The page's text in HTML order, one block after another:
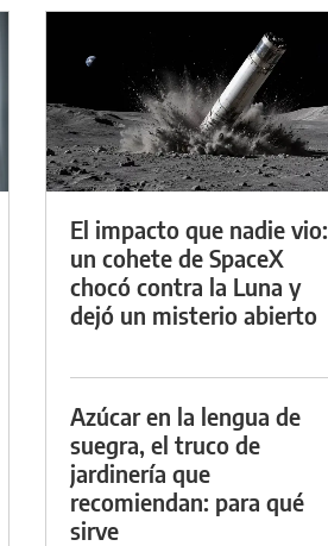
El impacto que nadie vio:
un cohete de SpaceX
chocó contra la Luna y
dejó un misterio abierto
Azúcar en la lengua de
suegra, el truco de
jardinería que
recomiendan: para qué
sirve